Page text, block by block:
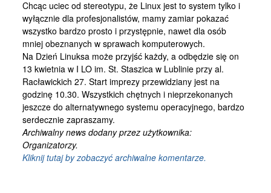
Chcąc uciec od stereotypu, że Linux jest to system tylko i
wyłącznie dla profesjonalistów, mamy zamiar pokazać
wszystko bardzo prosto i przystępnie, nawet dla osób
mniej obeznanych w sprawach komputerowych.
Na Dzień Linuksa może przyjść każdy, a odbędzie się on
13 kwietnia w I LO im. St. Staszica w Lublinie przy al.
Racławickich 27. Start imprezy przewidziany jest na
godzinę 10.30. Wszystkich chętnych i nieprzekonanych
jeszcze do alternatywnego systemu operacyjnego, bardzo
serdecznie zapraszamy.
Archiwalny news dodany przez użytkownika:
Organizatorzy.
Kliknij tutaj by zobaczyć archiwalne komentarze.